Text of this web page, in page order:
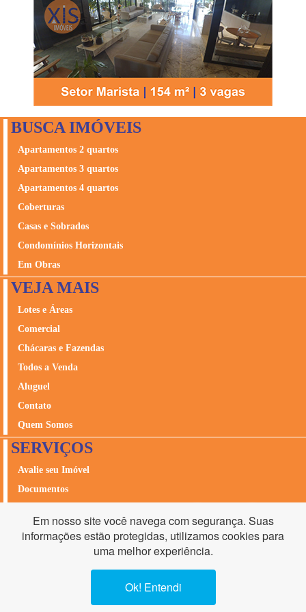
BUSCA IMÓVEIS
Apartamentos 2 quartos
Apartamentos 3 quartos
Apartamentos 4 quartos
Coberturas
Casas e Sobrados
Condomínios Horizontais
Em Obras
VEJA MAIS
Lotes e Áreas
Comercial
Chácaras e Fazendas
Todos a Venda
Aluguel
Contato
Quem Somos
SERVIÇOS
Avalie seu Imóvel
Documentos
Acesso Cliente
2ºVia Boleto
Em nosso site você navega com segurança. Suas
informações estão protegidas, utilizamos cookies para
uma melhor experiência.
Ok! Entendi